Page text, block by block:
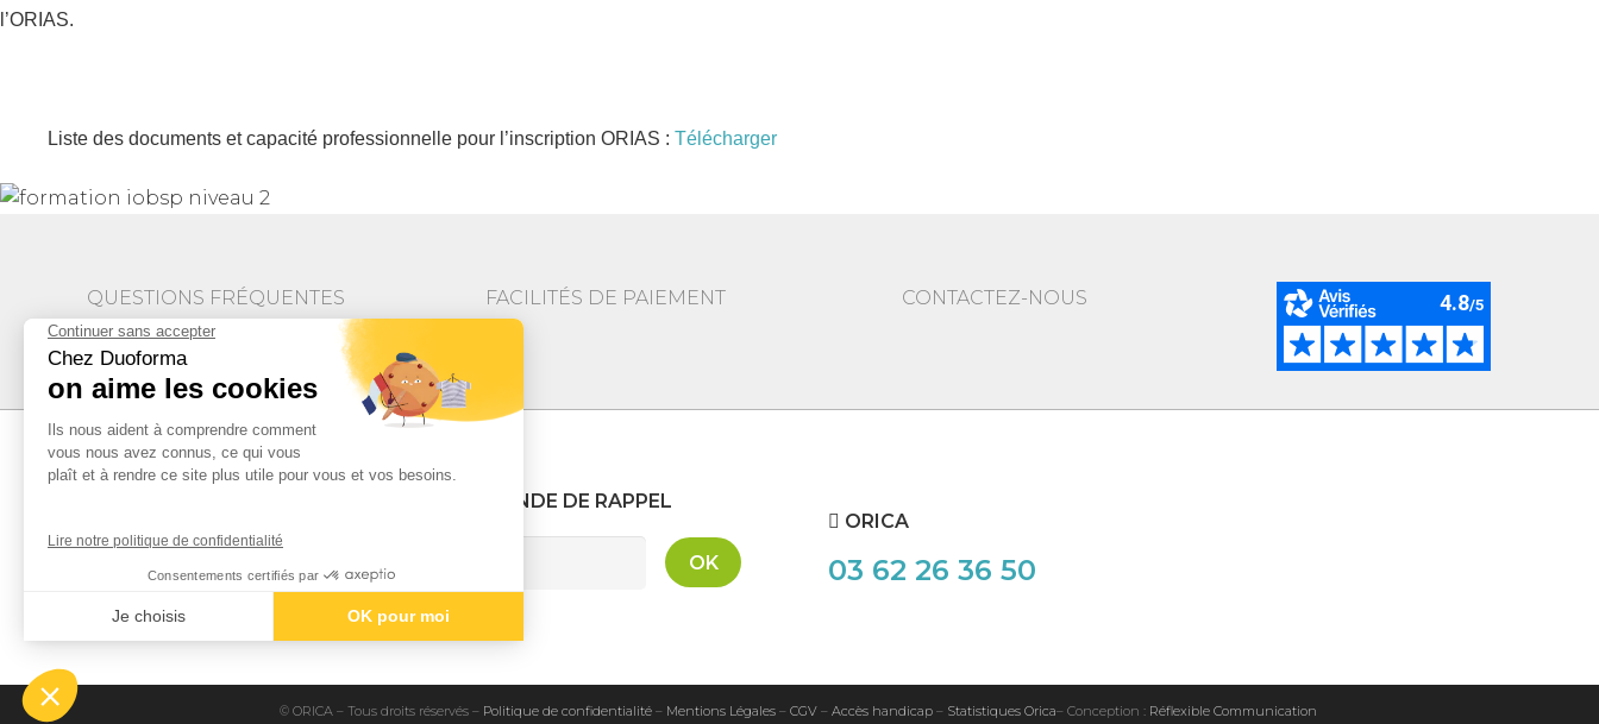
l’ORIAS.
Liste des documents et capacité professionnelle pour l’inscription ORIAS : Télécharger
QUESTIONS FRÉQUENTES FACILITÉS DE PAIEMENT CONTACTEZ-NOUS
DEMANDE DE RAPPEL
ORICA
03 62 26 36 50
© ORICA – Tous droits réservés – Politique de confidentialité– Mentions Légales– CGV– Accès handicap– Statistiques Orica– Conception : Réflexible Communication